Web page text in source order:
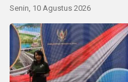
Senin, 10 Agustus 2026